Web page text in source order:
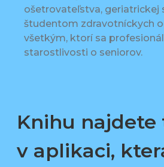
ošetrovateľstva, geriatrickej
študentom zdravotníckych
všetkým, ktorí sa
starostlivosti o seniorov.
Knihu najdete
v aplikaci,